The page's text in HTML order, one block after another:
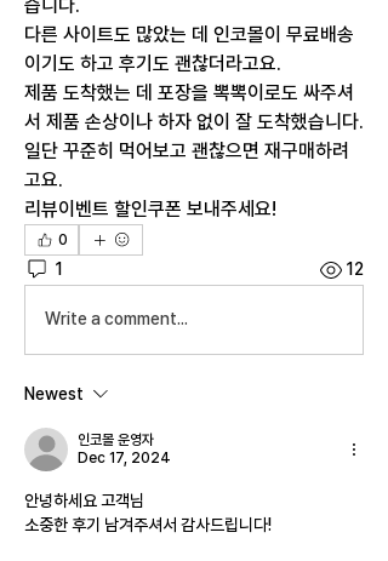
습니다.
다른 사이트도 많았는 데 인코몰이 무료배송
이기도 하고 후기도 괜찮더라고요.
제품 도착했는 데 포장을 뽁뽁이로도 싸주셔
서 제품 손상이나 하자 없이 잘 도착했습니다.
일단 꾸준히 먹어보고 괜찮으면 재구매하려
고요.
리뷰이벤트 할인쿠폰 보내주세요!
0
1 12
Write a comment...
Newest
인코몰 운영자
Dec 17, 2024
안녕하세요 고객님
소중한 후기 남겨주셔서 감사드립니다!